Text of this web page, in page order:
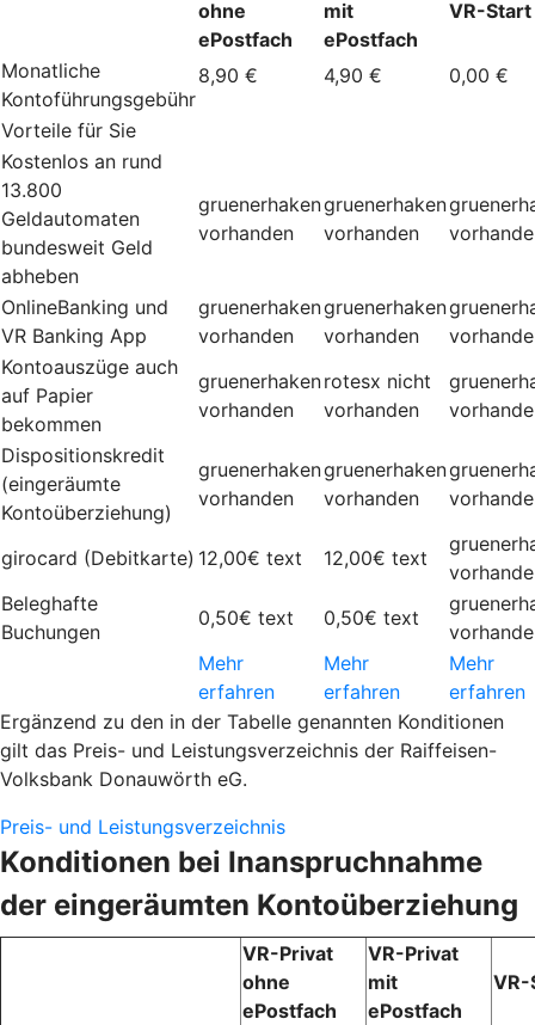
ohne
ePostfach
mit
ePostfach
VR-Start
Monatliche
Kontoführungsgebühr
8,90 € 4,90 € 0,00 €
Vorteile für Sie
Kostenlos an rund
13.800
Geldautomaten
bundesweit Geld
abheben
gruenerhaken
vorhanden
gruenerhaken
vorhanden
OnlineBanking und
VR Banking App
gruenerhaken
vorhanden
gruenerhaken
vorhanden
Kontoauszüge auch
auf Papier
bekommen
gruenerhaken
vorhanden
rotesx nicht
vorhanden
Dispositionskredit
(eingeräumte
Kontoüberziehung)
gruenerhaken
vorhanden
gruenerhaken
vorhanden
girocard (Debitkarte) 12,00€ text 12,00€ text
Beleghafte
Buchungen
0,50€ text 0,50€ text
Mehr
erfahren
Mehr
erfahren
Mehr
erfahren
Ergänzend zu den in der Tabelle genannten Konditionen
gilt das Preis- und Leistungsverzeichnis der Raiffeisen-
Volksbank Donauwörth eG.
Preis- und Leistungsverzeichnis
Konditionen bei Inanspruchnahme
der eingeräumten Kontoüberziehung
VR-Privat
ohne
ePostfach
VR-Privat
mit
ePostfach
VR-